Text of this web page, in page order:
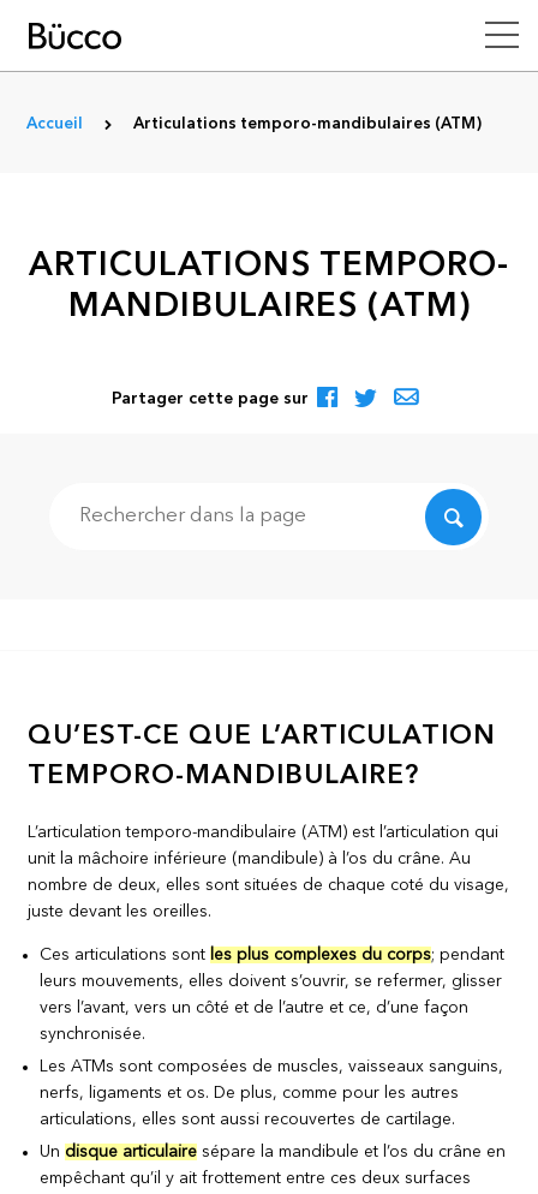
Accueil Articulations temporo-mandibulaires (ATM)
ARTICULATIONS TEMPORO-
MANDIBULAIRES (ATM)
Partager cette page sur
QU’EST-CE QUE L’ARTICULATION
TEMPORO-MANDIBULAIRE?
L’articulation temporo-mandibulaire (ATM) est l’articulation qui
unit la mâchoire inférieure (mandibule) à l’os du crâne. Au
nombre de deux, elles sont situées de chaque coté du visage,
juste devant les oreilles.
Ces articulations sont les plus complexes du corps; pendant
leurs mouvements, elles doivent s’ouvrir, se refermer, glisser
vers l’avant, vers un côté et de l’autre et ce, d’une façon
synchronisée.
Les ATMs sont composées de muscles, vaisseaux sanguins,
nerfs, ligaments et os. De plus, comme pour les autres
articulations, elles sont aussi recouvertes de cartilage.
Un disque articulaire sépare la mandibule et l’os du crâne en
empêchant qu’il y ait frottement entre ces deux surfaces